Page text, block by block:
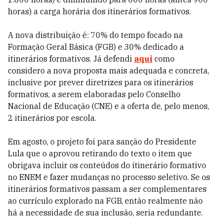
horas) a carga horária dos itinerários formativos.
A nova distribuição é: 70% do tempo focado na
Formação Geral Básica (FGB) e 30% dedicado a
itinerários formativos. Já defendi aqui como
considero a nova proposta mais adequada e concreta,
inclusive por prever diretrizes para os itinerários
formativos, a serem elaboradas pelo Conselho
Nacional de Educação (CNE) e a oferta de, pelo menos,
2 itinerários por escola.
Em agosto, o projeto foi para sanção do Presidente
Lula que o aprovou retirando do texto o item que
obrigava incluir os conteúdos do itinerário formativo
no ENEM e fazer mudanças no processo seletivo. Se os
itinerários formativos passam a ser complementares
ao currículo explorado na FGB, então realmente não
há a necessidade de sua inclusão, seria redundante.